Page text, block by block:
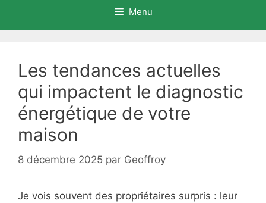
Menu
Les tendances actuelles
qui impactent le diagnostic
énergétique de votre
maison
8 décembre 2025 par Geoffroy
Je vois souvent des propriétaires surpris : leur